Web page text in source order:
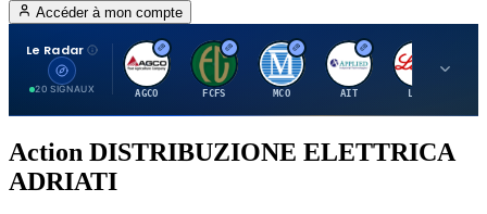
Accéder à mon compte
Le Radar
20 SIGNAUX
A
AGCO
F
FCFS
M
MCO
A
AIT
Action DISTRIBUZIONE ELETTRICA
ADRIATI